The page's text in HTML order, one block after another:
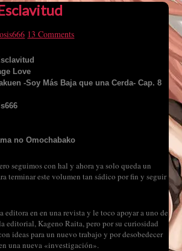
13 Comments
Love
-Soy Más Baja que una Cerda- Cap. 8
no Omochabako
seguimos con hal y ahora ya solo queda un
terminar este volumen tan sádico por fin y seguir
editora en en una revista y le toco apoyar a uno de
editorial, Kageno Raita, pero por su curiosidad
ideas para un nuevo trabajo y por desobedecer
una nueva «investigación».